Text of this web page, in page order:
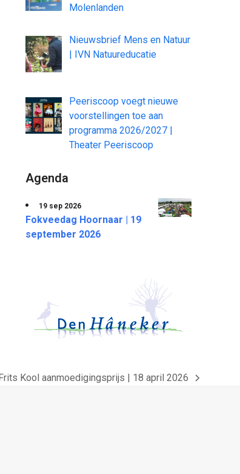
Molenlanden
Nieuwsbrief Mens en Natuur
| IVN Natuureducatie
Peeriscoop voegt nieuwe
voorstellingen toe aan
programma 2026/2027 |
Theater Peeriscoop
Agenda
19 sep 2026
Fokveedag Hoornaar | 19
september 2026
Kool aanmoedigingsprijs | 18 april 2026